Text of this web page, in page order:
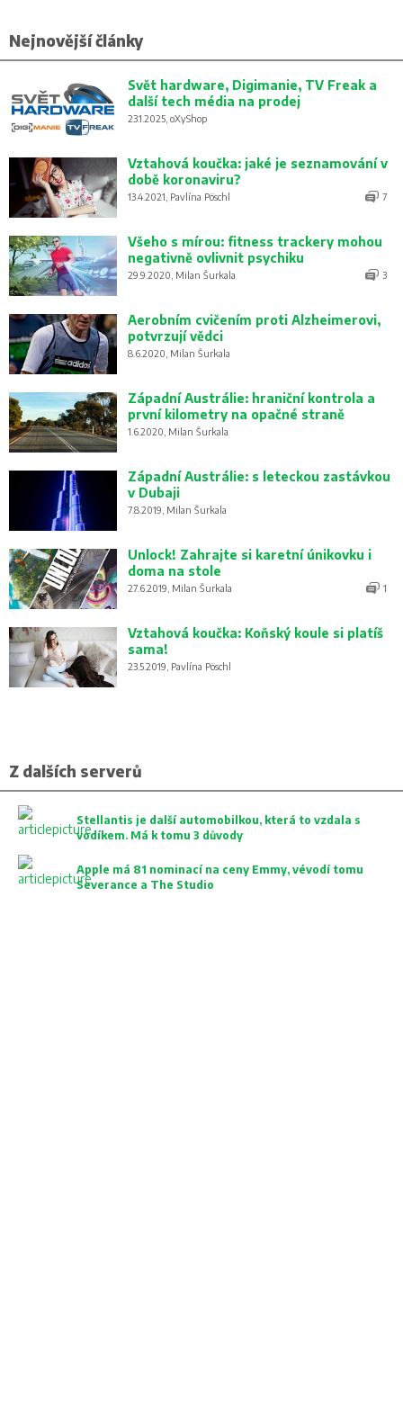
Nejnovější články
Svět hardware, Digimanie, TV Freak a
další tech média na prodej
23.1.2025, oXyShop
Vztahová koučka: jaké je seznamování v
době koronaviru?
13.4.2021, Pavlína Pöschl 7
Všeho s mírou: fitness trackery mohou
negativně ovlivnit psychiku
29.9.2020, Milan Šurkala 3
Aerobním cvičením proti Alzheimerovi,
potvrzují vědci
8.6.2020, Milan Šurkala
Západní Austrálie: hraniční kontrola a
první kilometry na opačné straně
1.6.2020, Milan Šurkala
Západní Austrálie: s leteckou zastávkou
v Dubaji
7.8.2019, Milan Šurkala
Unlock! Zahrajte si karetní únikovku i
doma na stole
27.6.2019, Milan Šurkala 1
Vztahová koučka: Koňský koule si platíš
sama!
23.5.2019, Pavlína Pöschl
Z dalších serverů
Stellantis je další automobilkou, která to vzdala s
vodíkem. Má k tomu 3 důvody
Apple má 81 nominací na ceny Emmy, vévodí tomu
Severance a The Studio